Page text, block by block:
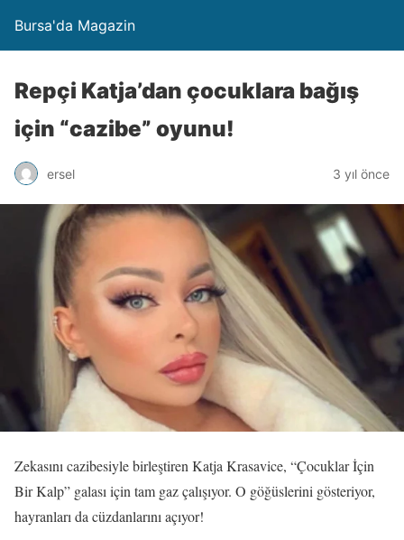
Bursa'da Magazin
Repçi Katja’dan çocuklara bağış
için “cazibe” oyunu!
ersel 3 yıl önce
Zekasını cazibesiyle birleştiren Katja Krasavice, “Çocuklar İçin
Bir Kalp” galası için tam gaz çalışıyor. O göğüslerini gösteriyor,
hayranları da cüzdanlarını açıyor!